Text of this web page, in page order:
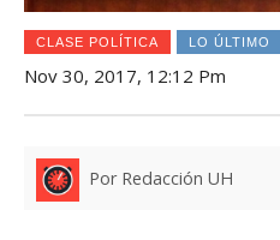
CLASE POLÍTICA LO ÚLTIMO
Nov 30, 2017, 12:12 Pm
Por Redacción UH